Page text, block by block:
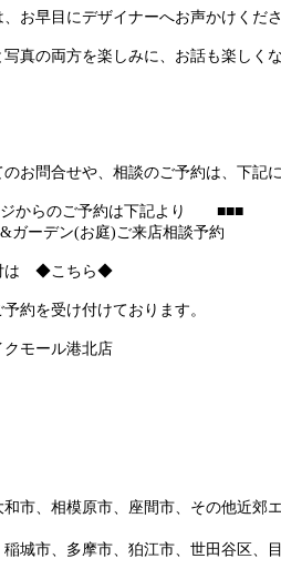
お早目にデザイナーへお声かけくださ
真の両方を楽しみに、お話も楽しく
お問合せや、相談のご予約は、下記
からのご予約は下記より ■■■
ガーデン(お庭)ご来店相談予約
は ◆こちら◆
約を受け付けております。
モール港北店
市、相模原市、座間市、その他近郊
城市、多摩市、狛江市、世田谷区、